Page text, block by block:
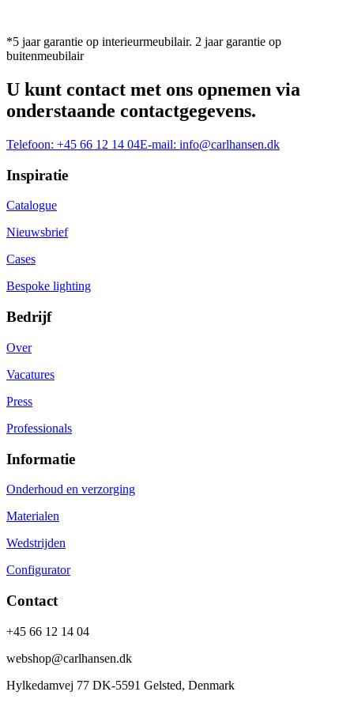
*5 jaar garantie op interieurmeubilair. 2 jaar garantie op
buitenmeubilair
U kunt contact met ons opnemen via
onderstaande contactgegevens.
Telefoon: +45 66 12 14 04E-mail: info@carlhansen.dk
Inspiratie
Catalogue
Nieuwsbrief
Cases
Bespoke lighting
Bedrijf
Over
Vacatures
Press
Professionals
Informatie
Onderhoud en verzorging
Materialen
Wedstrijden
Configurator
Contact
+45 66 12 14 04
webshop@carlhansen.dk
Hylkedamvej 77 DK-5591 Gelsted, Denmark